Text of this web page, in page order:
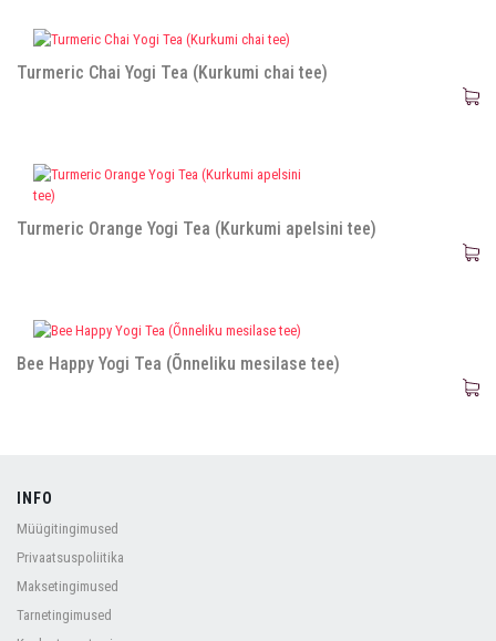
Turmeric Chai Yogi Tea (Kurkumi chai tee)
Turmeric Orange Yogi Tea (Kurkumi apelsini tee)
Bee Happy Yogi Tea (Õnneliku mesilase tee)
INFO
Müügitingimused
Privaatsuspoliitika
Maksetingimused
Tarnetingimused